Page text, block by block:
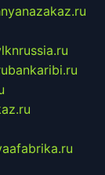
bankaribi.ru